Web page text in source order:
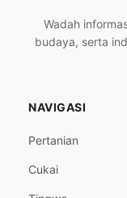
Wadah
budaya, serta
NAVIGASI
Pertanian
Cukai